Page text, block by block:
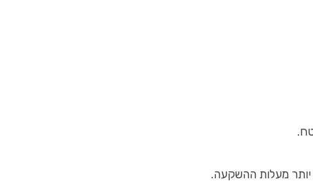
יותר מעלות ההשקעה.